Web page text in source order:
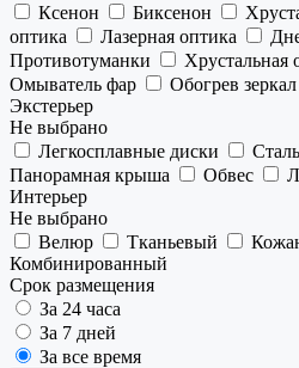
Ксенон
Биксенон
оптика
Лазерная оптика
Противотуманки
Хрустальная
Омыватель фар
Обогрев зеркал
Экстерьер
Не выбрано
Легкосплавные диски
Панорамная крыша
Обвес
Интерьер
Не выбрано
Велюр
Тканьевый
Комбинированный
Срок размещения
За 24 часа
За 7 дней
За все время